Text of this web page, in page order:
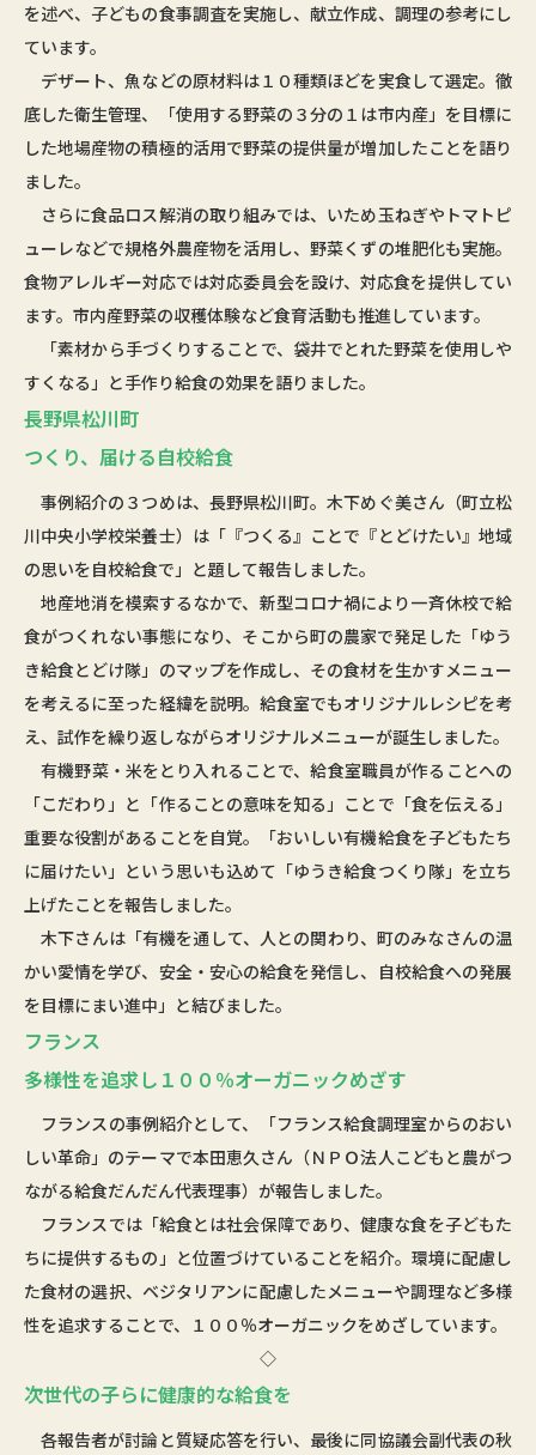
を述べ、子どもの食事調査を実施し、献立作成、調理の参考にし
ています。
デザート、魚などの原材料は１０種類ほどを実食して選定。徹
底した衛生管理、「使用する野菜の３分の１は市内産」を目標に
した地場産物の積極的活用で野菜の提供量が増加したことを語り
ました。
さらに食品ロス解消の取り組みでは、いため玉ねぎやトマトピ
ューレなどで規格外農産物を活用し、野菜くずの堆肥化も実施。
食物アレルギー対応では対応委員会を設け、対応食を提供してい
ます。市内産野菜の収穫体験など食育活動も推進しています。
「素材から手づくりすることで、袋井でとれた野菜を使用しや
すくなる」と手作り給食の効果を語りました。
長野県松川町
つくり、届ける自校給食
事例紹介の３つめは、長野県松川町。木下めぐ美さん（町立松
川中央小学校栄養士）は「『つくる』ことで『とどけたい』地域
の思いを自校給食で」と題して報告しました。
地産地消を模索するなかで、新型コロナ禍により一斉休校で給
食がつくれない事態になり、そこから町の農家で発足した「ゆう
き給食とどけ隊」のマップを作成し、その食材を生かすメニュー
を考えるに至った経緯を説明。給食室でもオリジナルレシピを考
え、試作を繰り返しながらオリジナルメニューが誕生しました。
有機野菜・米をとり入れることで、給食室職員が作ることへの
「こだわり」と「作ることの意味を知る」ことで「食を伝える」
重要な役割があることを自覚。「おいしい有機給食を子どもたち
に届けたい」という思いも込めて「ゆうき給食つくり隊」を立ち
上げたことを報告しました。
木下さんは「有機を通して、人との関わり、町のみなさんの温
かい愛情を学び、安全・安心の給食を発信し、自校給食への発展
を目標にまい進中」と結びました。
フランス
多様性を追求し１００％オーガニックめざす
フランスの事例紹介として、「フランス給食調理室からのおい
しい革命」のテーマで本田恵久さん（ＮＰＯ法人こどもと農がつ
ながる給食だんだん代表理事）が報告しました。
フランスでは「給食とは社会保障であり、健康な食を子どもた
ちに提供するもの」と位置づけていることを紹介。環境に配慮し
た食材の選択、ベジタリアンに配慮したメニューや調理など多様
性を追求することで、１００％オーガニックをめざしています。
◇
次世代の子らに健康的な給食を
各報告者が討論と質疑応答を行い、最後に同協議会副代表の秋